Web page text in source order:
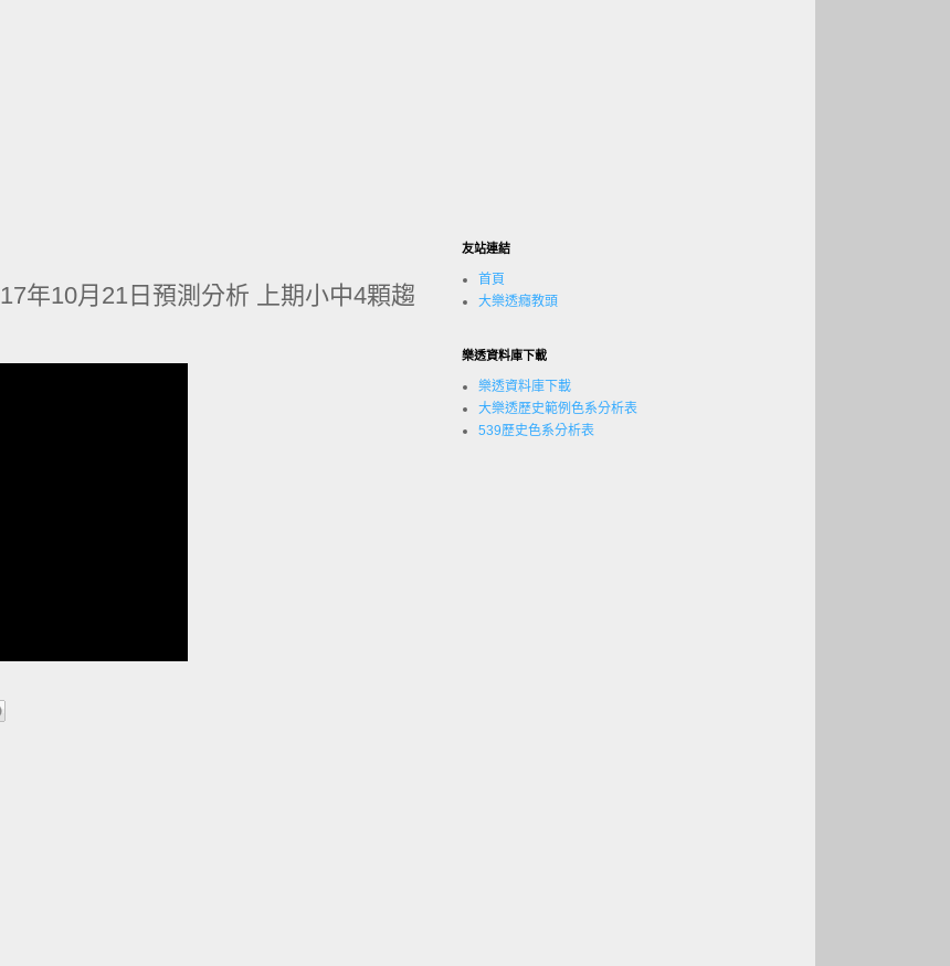
年10月21日預測分析 上期小中4顆趨
友站連結
首頁
大樂透癮教頭
樂透資料庫下載
樂透資料庫下載
大樂透歷史範例色系分析表
539歷史色系分析表